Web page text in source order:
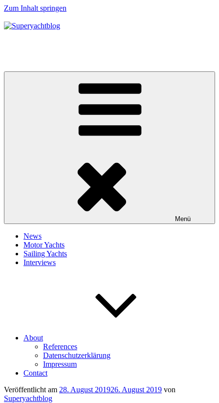
Zum Inhalt springen
Menü
News
Motor Yachts
Sailing Yachts
Interviews
About
References
Datenschutzerklärung
Impressum
Contact
Veröffentlicht am 28. August 201926. August 2019 von
Superyachtblog